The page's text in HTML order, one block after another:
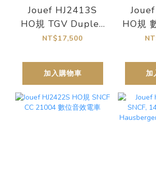
Jouef HJ2413S
HO規 TGV Duplex
OuiGo塗裝, SNCF
輛組
NT$17,500
加入購物車
HO規
加